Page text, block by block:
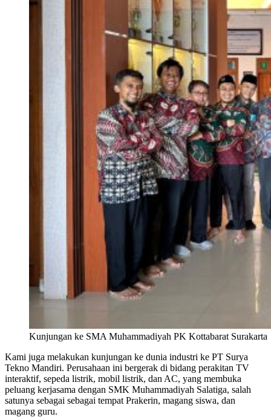
Kunjungan ke SMA Muhammadiyah PK Kottabarat Surakarta
Kami juga melakukan kunjungan ke dunia industri ke PT Surya
Tekno Mandiri. Perusahaan ini bergerak di bidang perakitan TV
interaktif, sepeda listrik, mobil listrik, dan AC, yang membuka
peluang kerjasama dengan SMK Muhammadiyah Salatiga, salah
satunya sebagai sebagai tempat Prakerin, magang siswa, dan
magang guru.